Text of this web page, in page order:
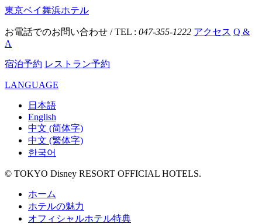
東京ベイ舞浜ホテル
お電話でのお問い合わせ / TEL : 047-355-1222 アクセス Q &
A
宿泊予約 レストラン予約
LANGUAGE
日本語
English
中文 (简体字)
中文 (繁体字)
한국어
© TOKYO Disney RESORT OFFICIAL HOTELS.
ホーム
ホテルの魅力
オフィシャルホテル特典